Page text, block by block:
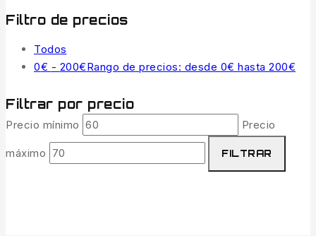
Filtro de precios
Todos
0€ - 200€Rango de precios: desde 0€ hasta 200€
Filtrar por precio
Precio mínimo Precio
máximo FILTRAR